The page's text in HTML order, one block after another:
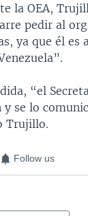
la OEA,
pedir al
ya que él es
“el
se lo
Trujillo.
Follow us